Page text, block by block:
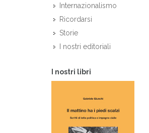
Internazionalismo
Ricordarsi
Storie
I nostri editoriali
I nostri libri